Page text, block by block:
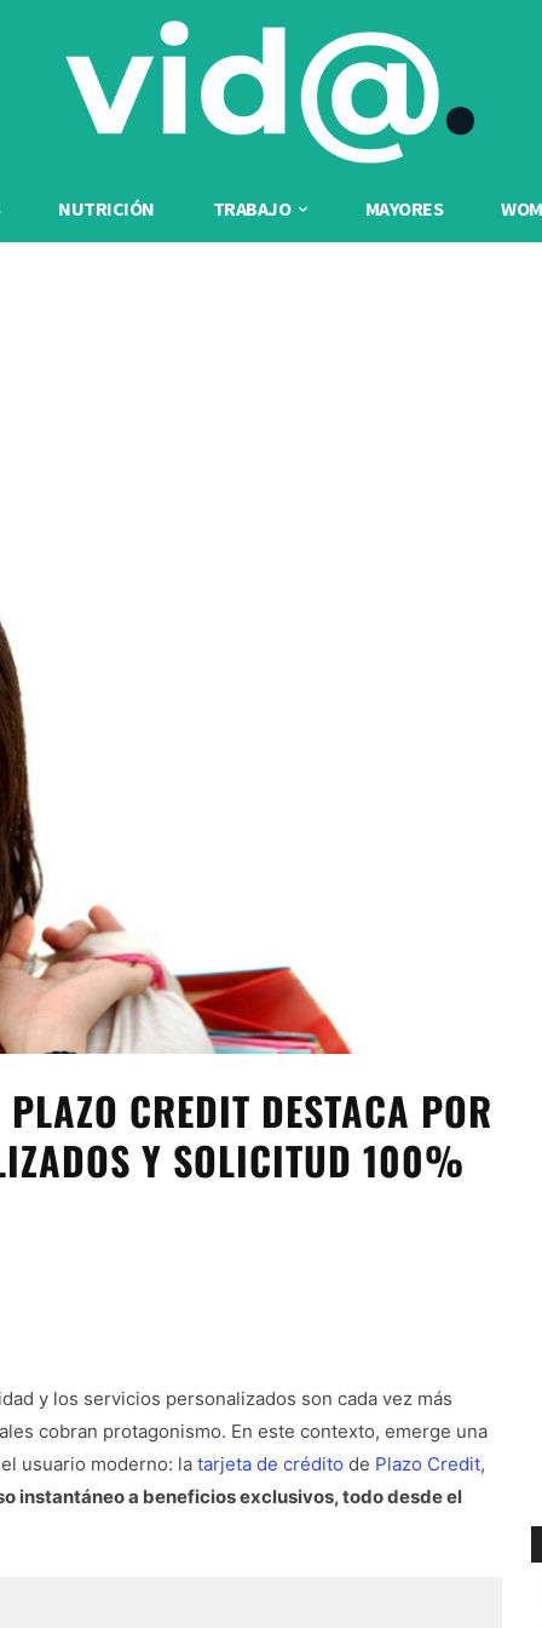
NUTRICIÓN TRABAJO MAYORES
CREDIT DESTACA POR
Y SOLICITUD 100%
y los servicios personalizados son cada vez más
cobran protagonismo. En este contexto, emerge una
usuario moderno: la tarjeta de crédito de Plazo Credit,
instantáneo a beneficios exclusivos, todo desde el